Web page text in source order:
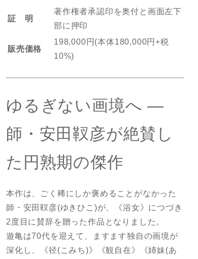
証 明
著作権者承認印を奥付と画面左下
部に押印
販売価格
198,000円(本体180,000円+税
10%)
ゆるぎない画境へ ―
師・安田靫彦が絶賛し
た円熟期の傑作
本作は、ごく稀にしか褒めることがなかった
師・安田靫彦(ゆきひこ)が、《浴女》につづき
2度目に賛辞を贈った作品となりました。
遊亀は70代を迎えて、ますます独自の画境が
深化し、《径(こみち)》《観自在》《姉妹(あ